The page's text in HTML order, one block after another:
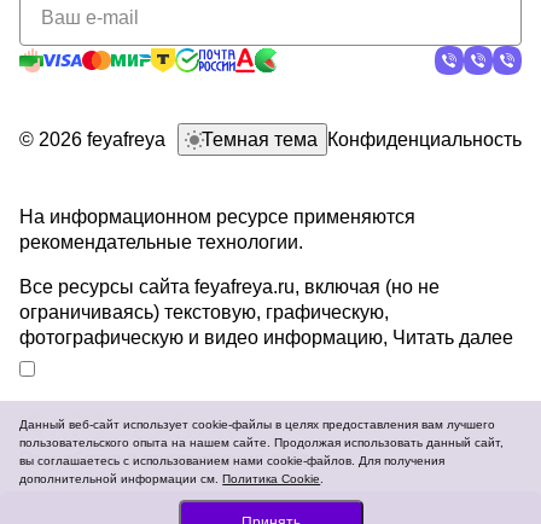
© 2026 feyafreya Темная тема Конфиденциальность
На информационном ресурсе применяются
рекомендательные технологии.
Все ресурсы сайта feyafreya.ru, включая (но не
ограничиваясь) текстовую, графическую,
фотографическую и видео информацию, Читать далее
Разработка и продвижение сайтов
Данный веб-сайт использует cookie-файлы в целях предоставления вам лучшего
пользовательского опыта на нашем сайте. Продолжая использовать данный сайт,
вы соглашаетесь с использованием нами cookie-файлов. Для получения
дополнительной информации см.Политика Cookie